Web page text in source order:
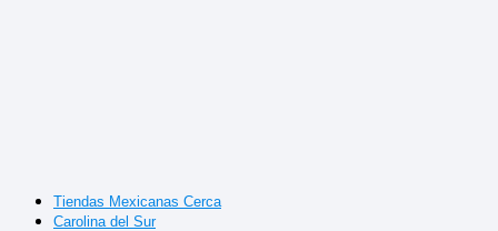
Tiendas Mexicanas Cerca
Carolina del Sur